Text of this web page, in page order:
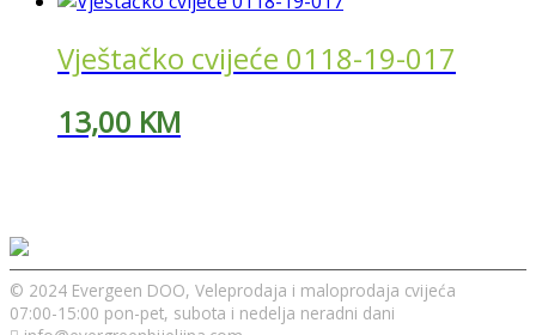
Vještačko cvijeće 0118-19-017
13,00 KM
© 2024 Evergeen DOO, Veleprodaja i maloprodaja cvijeća
07:00-15:00 pon-pet, subota i nedelja neradni dani